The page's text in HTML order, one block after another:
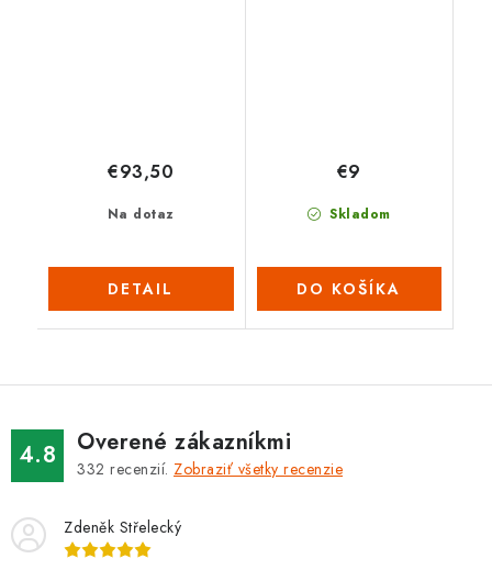
Na dotaz
€93,50
DETAIL
Skladom
€9
DO KOŠÍKA
4.8 Overené zákazníkmi
332 recenzií. Zobraziť všetky recenzie
Zdeněk Střelecký